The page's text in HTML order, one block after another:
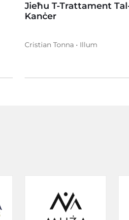
Jieħu T-Trattament
Kanċer
Cristian Tonna • Illum